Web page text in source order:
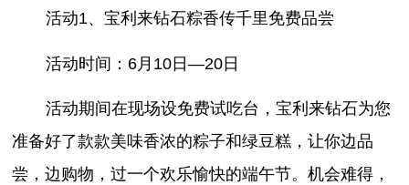
活动1、宝利来钻石粽香传千里免费品尝
活动时间：6月10日—20日
活动期间在现场设免费试吃台，宝利来钻石为您
准备好了款款美味香浓的粽子和绿豆糕，让你边品
尝，边购物，过一个欢乐愉快的端午节。机会难得，